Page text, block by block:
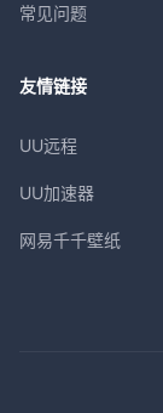
常见问题
友情链接
UU远程
UU加速器
网易千千壁纸